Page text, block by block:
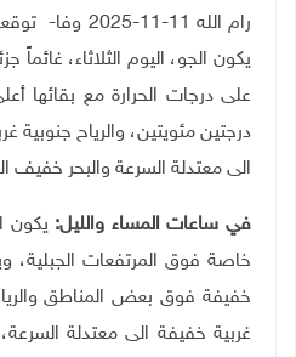
رام الله 11-11-
يكون الجو، اليوم الثلاثاء،
على درجات الحرارة مع بقائها
درجتين مئويتين، والرياح جنوبية
الى معتدلة السرعة والبحر خفيف
في ساعات المساء والليل: يكون
خاصة فوق المرتفعات
خفيفة فوق بعض المناطق
غربية خفيفة الى معتدلة